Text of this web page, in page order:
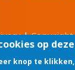
|Copyright
op
knop te